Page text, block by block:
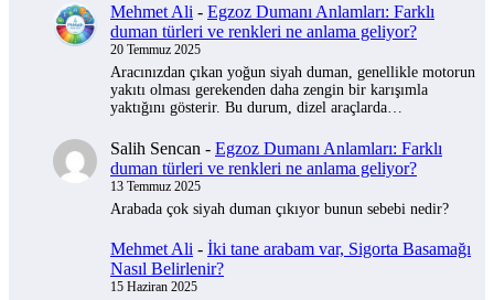
Mehmet Ali - Egzoz Dumanı Anlamları: Farklı
duman türleri ve renkleri ne anlama geliyor?
20 Temmuz 2025
Aracınızdan çıkan yoğun siyah duman, genellikle motorun
yakıtı olması gerekenden daha zengin bir karışımla
yaktığını gösterir. Bu durum, dizel araçlarda…
Salih Sencan - Egzoz Dumanı Anlamları: Farklı
duman türleri ve renkleri ne anlama geliyor?
13 Temmuz 2025
Arabada çok siyah duman çıkıyor bunun sebebi nedir?
Mehmet Ali - İki tane arabam var, Sigorta Basamağı
Nasıl Belirlenir?
15 Haziran 2025